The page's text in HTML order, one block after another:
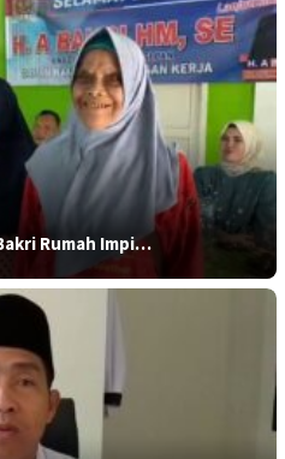
Rumah Impi…